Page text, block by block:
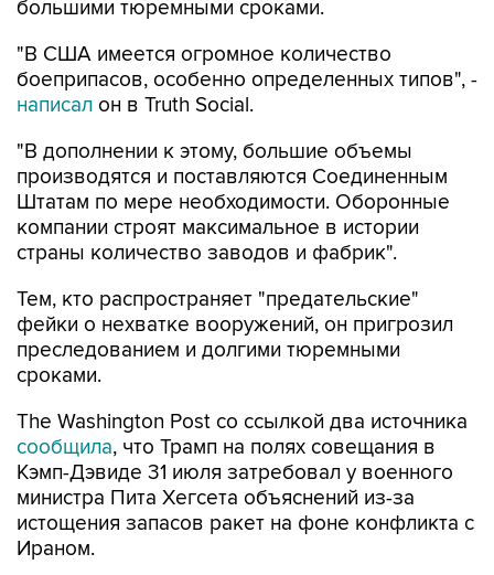
большими тюремными сроками.
"В США имеется огромное количество
боеприпасов, особенно определенных типов", -
написал он в Truth Social.
"В дополнении к этому, большие объемы
производятся и поставляются Соединенным
Штатам по мере необходимости. Оборонные
компании строят максимальное в истории
страны количество заводов и фабрик".
Тем, кто распространяет "предательские"
фейки о нехватке вооружений, он пригрозил
преследованием и долгими тюремными
сроками.
The Washington Post со ссылкой два источника
сообщила, что Трамп на полях совещания в
Кэмп-Дэвиде 31 июля затребовал у военного
министра Пита Хегсета объяснений из-за
истощения запасов ракет на фоне конфликта с
Ираном.